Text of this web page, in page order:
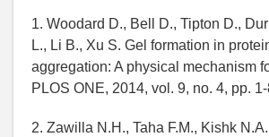
1. Woodard D., Bell D., Tipton D.,
L., Li B., Xu S. Gel formation in
aggregation: A physical mechanism
PLOS ONE, 2014, vol. 9, no. 4, pp. 1-
2. Zawilla N.H., Taha F.M., Kishk